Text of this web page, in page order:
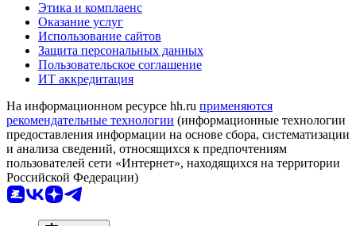
Этика и комплаенс
Оказание услуг
Использование сайтов
Защита персональных данных
Пользовательское соглашение
ИТ аккредитация
На информационном ресурсе hh.ru применяются
рекомендательные технологии (информационные технологии
предоставления информации на основе сбора, систематизации
и анализа сведений, относящихся к предпочтениям
пользователей сети «Интернет», находящихся на территории
Российской Федерации)